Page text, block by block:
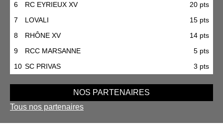
6
RC EYRIEUX XV
20 pts
7
LOVALI
15 pts
8
RHÔNE XV
14 pts
9
RCC MARSANNE
5 pts
10 SC PRIVAS 3 pts
NOS PARTENAIRES
Tous nos partenaires